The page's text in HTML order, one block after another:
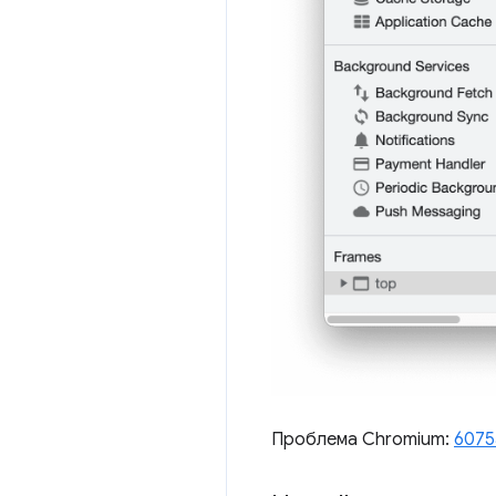
Проблема Chromium: